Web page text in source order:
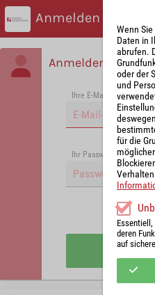
Anmelden
Anmelden
Ihre E-Mail-Adresse *
Ihr Passwort *
Wenn
Daten in
abrufen.
oder der
und
für die
deren
auf